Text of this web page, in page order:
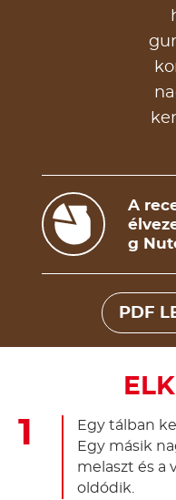
A
g
PDF
Egy tálban
Egy másik
melaszt és a
oldódik.